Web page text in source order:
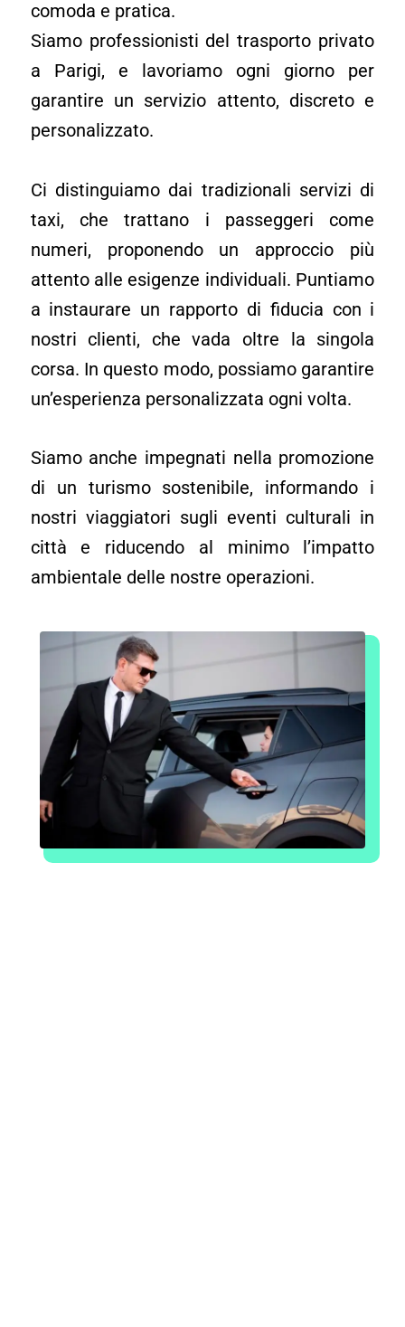
comoda e pratica.
Siamo professionisti del trasporto privato
a Parigi, e lavoriamo ogni giorno per
garantire un servizio attento, discreto e
personalizzato.
Ci distinguiamo dai tradizionali servizi di
taxi, che trattano i passeggeri come
numeri, proponendo un approccio più
attento alle esigenze individuali. Puntiamo
a instaurare un rapporto di fiducia con i
nostri clienti, che vada oltre la singola
corsa. In questo modo, possiamo garantire
un’esperienza personalizzata ogni volta.
Siamo anche impegnati nella promozione
di un turismo sostenibile, informando i
nostri viaggiatori sugli eventi culturali in
città e riducendo al minimo l’impatto
ambientale delle nostre operazioni.